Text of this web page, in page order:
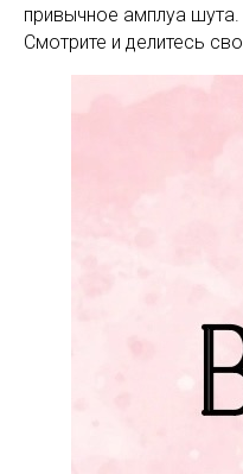
привычное амплуа шута.
Смотрите и делитесь